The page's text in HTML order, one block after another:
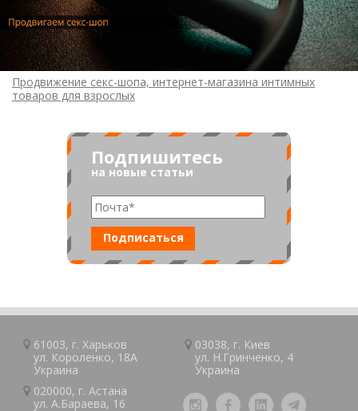
Продвижение секс-шопа, интернет-магазина интимных
товаров для взрослых
Подпишитесь
на новые статьи
61003, г.Харьков
ул. Короленко, 18А
Украина
03038, г. Киев
ул. Н.Гринченко, 4
Украина
020000, г.Астана
ул. А.Барaeва, 16